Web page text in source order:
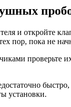
и откройте
пор, пока не
проверьте
установки.